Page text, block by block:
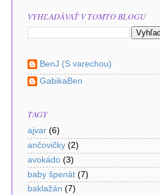
VYHĽADÁVAŤ V TOMTO BLOGU
BenJ (S varechou)
GabikaBen
TAGY
ajvar (6)
ančovičky (2)
avokádo (3)
baby špenát (7)
baklažán (7)